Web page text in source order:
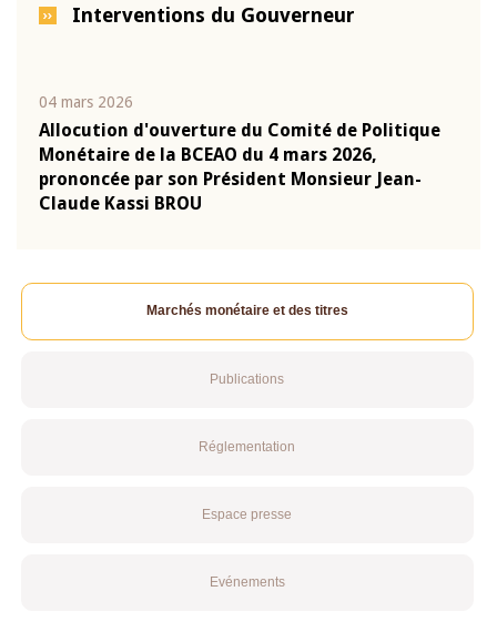
Interventions du Gouverneur
04 mars 2026
Allocution d'ouverture du Comité de Politique
Monétaire de la BCEAO du 4 mars 2026,
prononcée par son Président Monsieur Jean-
Claude Kassi BROU
Marchés monétaire et des titres
Publications
Réglementation
Espace presse
Evénements